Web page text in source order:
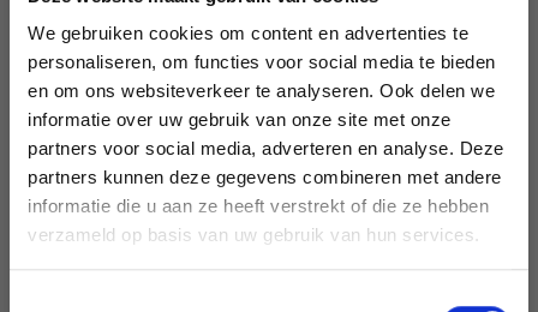
We gebruiken cookies om content en advertenties te
personaliseren, om functies voor social media te bieden
en om ons websiteverkeer te analyseren. Ook delen we
informatie over uw gebruik van onze site met onze
partners voor social media, adverteren en analyse. Deze
partners kunnen deze gegevens combineren met andere
informatie die u aan ze heeft verstrekt of die ze hebben
verzameld op basis van uw gebruik van hun services.
Alles toevoegen aan winkelwagen
Ce texte a été traduit par notre service de traduction
automatique. Une traduction de cette page par un
véritable humain sera bientôt disponible. N’hésitez pas à
Économisez jusqu'à 50 %
Soyez le premier à connaître nos soldes et